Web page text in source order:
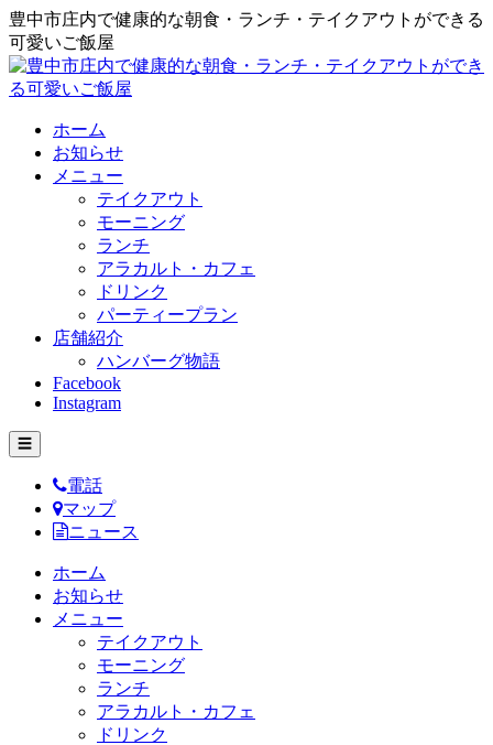
豊中市庄内で健康的な朝食・ランチ・テイクアウトができる
可愛いご飯屋
ホーム
お知らせ
メニュー
テイクアウト
モーニング
ランチ
アラカルト・カフェ
ドリンク
パーティープラン
店舗紹介
ハンバーグ物語
Facebook
Instagram
☰
電話
マップ
ニュース
ホーム
お知らせ
メニュー
テイクアウト
モーニング
ランチ
アラカルト・カフェ
ドリンク